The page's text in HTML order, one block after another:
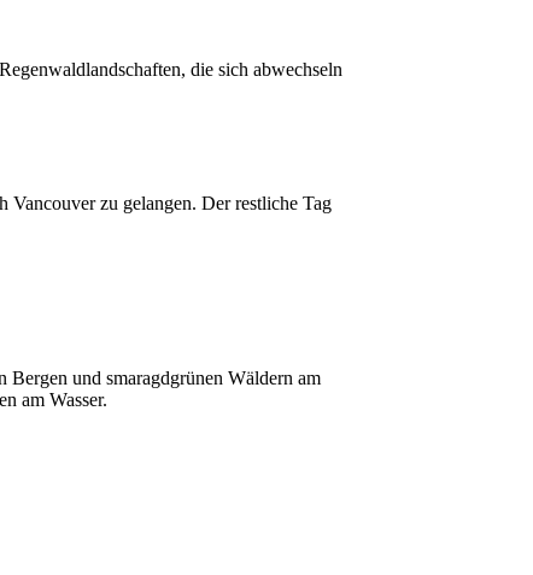
die sich abwechseln
Vancouver zu gelangen. Der restliche Tag
und smaragdgrünen Wäldern am
am Wasser.